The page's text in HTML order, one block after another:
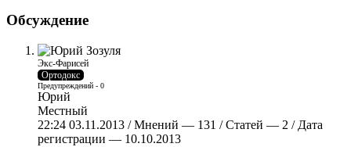
Обсуждение
Экс-Фарисей
Ортодокс
Предупреждений - 0
Юрий
Местный
22:24 03.11.2013 / Мнений — 131 / Статей — 2 / Дата
регистрации — 10.10.2013